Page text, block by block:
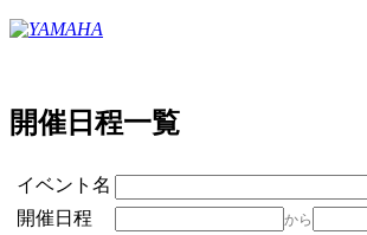
開催日程一覧
イベント名
開催日程
から